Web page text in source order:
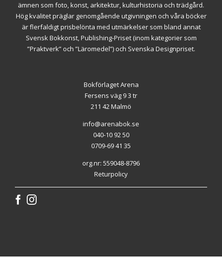
ämnen som foto, konst, arkitektur, kulturhistoria och trädgård.
Hög kvalitet präglar genomgående utgivningen och våra böcker
är flerfaldigt prisbelönta med utmärkelser som bland annat
Svensk Bokkonst, Publishing-Priset (inom kategorier som
”Praktverk” och ”Läromedel”) och Svenska Designpriset.
Bokförlaget Arena
Fersens väg 9 3 tr
211 42 Malmö
info@arenabok.se
040-10 92 50
0709-69 41 35
org.nr: 559048-8796
Returpolicy